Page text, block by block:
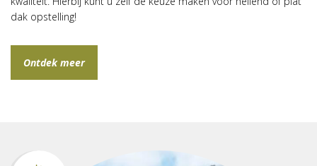
dak opstelling!
Ontdek meer